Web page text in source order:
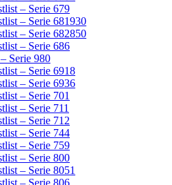
– Serie 679
– Serie 681930
– Serie 682850
– Serie 686
Serie 980
– Serie 6918
– Serie 6936
– Serie 701
– Serie 711
– Serie 712
– Serie 744
– Serie 759
– Serie 800
– Serie 8051
– Serie 806